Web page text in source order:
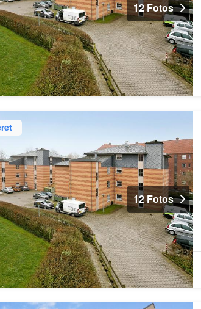
12 Fotos
12 Fotos